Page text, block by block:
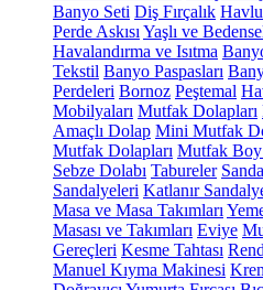
Banyo Seti Diş Fırçalık
Perde Askısı Yaşlı ve
Havalandırma ve Isıtma
Tekstil Banyo Paspasları
Perdeleri Bornoz Peştemal
Mobilyaları Mutfak Dolapları
Amaçlı Dolap Mini Mutfak
Mutfak Dolapları Mutfak Boy
Sebze Dolabı Tabureler
Sandalyeleri Katlanır
Masa ve Masa Takımları
Masası ve Takımları Eviye
Gereçleri Kesme Tahtası
Manuel Kıyma Makinesi